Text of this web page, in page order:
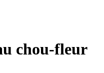
chou-fleur